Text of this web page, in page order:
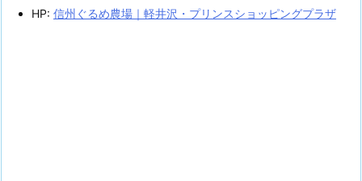
HP: 信州ぐるめ農場｜軽井沢・プリンスショッピングプラザ